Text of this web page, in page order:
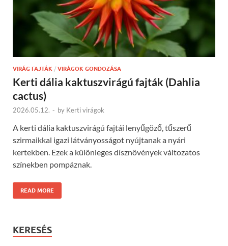
VIRÁG FAJTÁK / VIRÁGOK GONDOZÁSA
Kerti dália kaktuszvirágú fajták (Dahlia
cactus)
2026.05.12. - by Kerti virágok
A kerti dália kaktuszvirágú fajtái lenyűgöző, tűszerű
szirmaikkal igazi látványosságot nyújtanak a nyári
kertekben. Ezek a különleges dísznövények változatos
színekben pompáznak.
READ MORE
KERESÉS